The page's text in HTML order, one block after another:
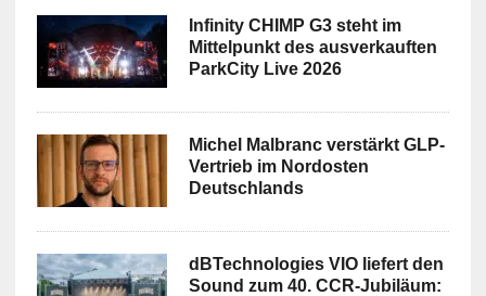
Infinity CHIMP G3 steht im
Mittelpunkt des ausverkauften
ParkCity Live 2026
Michel Malbranc verstärkt GLP-
Vertrieb im Nordosten
Deutschlands
dBTechnologies VIO liefert den
Sound zum 40. CCR-Jubiläum: